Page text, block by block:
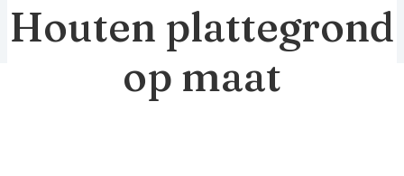
Houten plattegrond
op maat